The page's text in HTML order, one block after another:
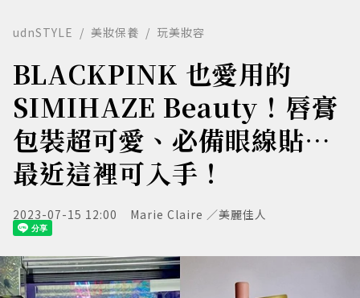
udnSTYLE 美妝保養 玩美妝容
BLACKPINK 也愛用的
SIMIHAZE Beauty！唇膏
包裝超可愛、必備眼線貼⋯
最近這裡可入手！
2023-07-15 12:00 Marie Claire ／美麗佳人